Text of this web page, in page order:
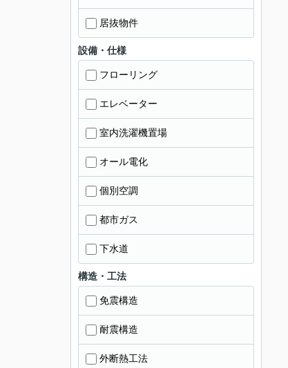
居抜物件
設備・仕様
フローリング
エレベーター
室内洗濯機置場
オール電化
個別空調
都市ガス
下水道
構造・工法
免震構造
耐震構造
外断熱工法